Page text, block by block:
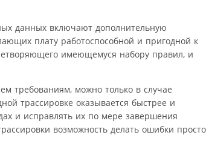
данных включают дополнительную
плату работоспособной и пригодной к
имеющемуся набору правил, и
требованиям, можно только в случае
трассировке оказывается быстрее и
и исправлять их по мере завершения
возможность делать ошибки просто